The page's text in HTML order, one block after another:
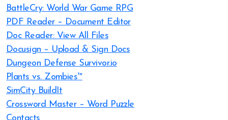
BattleCry: World War Game RPG
PDF Reader – Document Editor
Doc Reader: View All Files
Docusign – Upload & Sign Docs
Dungeon Defense Survivor.io
Plants vs. Zombies™
SimCity BuildIt
Crossword Master – Word Puzzle